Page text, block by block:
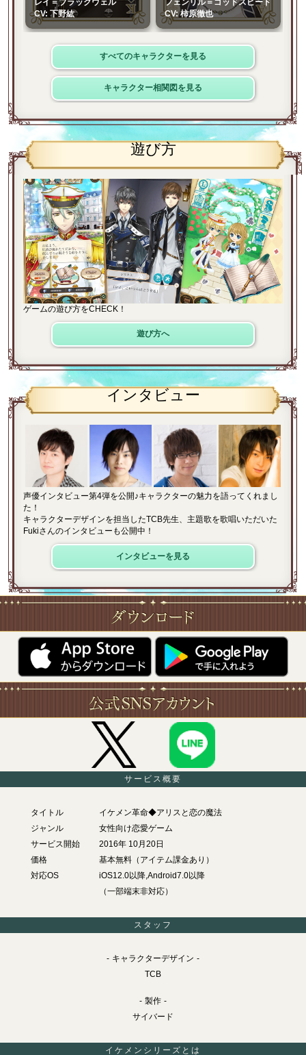
レイ＝ブラックウェル
CV: 下野紘
フェンリル＝ゴッドスピード
CV: 柿原徹也
すべてのキャラクターを見る
キャラクター相関図を見る
遊び方
ゲームの遊び方をCHECK！
遊び方へ
インタビュー
声優インタビュー第4弾を公開♪キャラクターの魅力を語ってくれまし
た！
キャラクターデザインを担当したTCB先生、主題歌を歌唱いただいた
Fukiさんのインタビューも公開中！
インタビューを見る
サービス概要
タイトル
イケメン革命◆アリスと恋の魔法
ジャンル
女性向け恋愛ゲーム
サービス開始
2016年 10月20日
価格
基本無料（アイテム課金あり）
対応OS
iOS12.0以降,Android7.0以降
（一部端末非対応）
スタッフ
キャラクターデザイン
TCB
製作
サイバード
イケメンシリーズとは